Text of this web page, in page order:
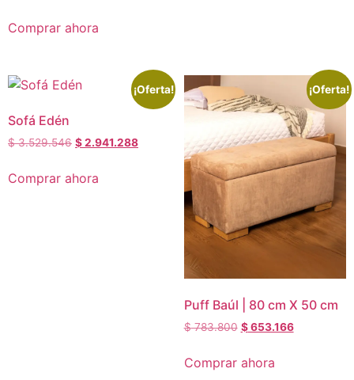
Comprar ahora
¡Oferta!
Sofá Edén
$3.529.546 $2.941.288
Comprar ahora
¡Oferta!
Puff Baúl | 80 cm X 50 cm
$783.800 $653.166
Comprar ahora